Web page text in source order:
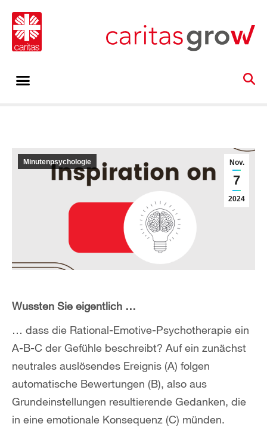
Nov.
7
2024
Minutenpsychologie
Wussten Sie eigentlich …
… dass die Rational-Emotive-Psychotherapie ein
A-B-C der Gefühle beschreibt? Auf ein zunächst
neutrales auslösendes Ereignis (A) folgen
automatische Bewertungen (B), also aus
Grundeinstellungen resultierende Gedanken, die
in eine emotionale Konsequenz (C) münden.